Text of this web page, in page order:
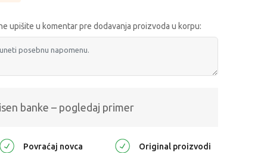
upišite u komentar pre dodavanja proizvoda u korpu:
banke – pogledaj primer
Povraćaj novca Original proizvodi